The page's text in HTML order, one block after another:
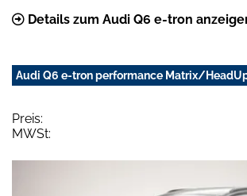
Details zum Audi Q6 e-tron
Audi Q6 e-tron performance Matrix/
Preis:
MWSt: